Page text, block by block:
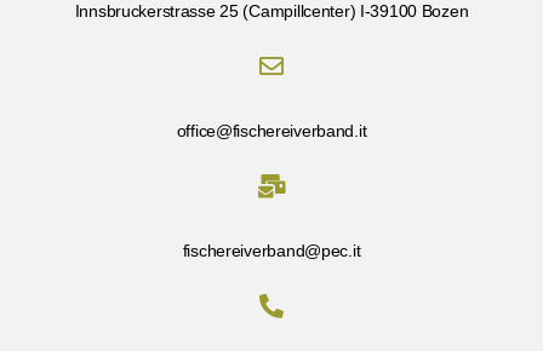
Innsbruckerstrasse 25 (Campillcenter) I-39100 Bozen
office@fischereiverband.it
fischereiverband@pec.it